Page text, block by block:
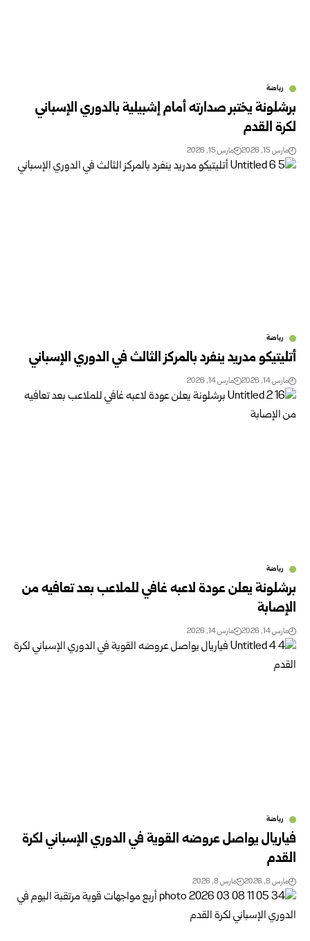
رياضة
برشلونة يختبر صدارته أمام إشبيلية بالدوري الإسباني
لكرة القدم
مارس 15, 2026 مارس 15, 2026
رياضة
أتليتيكو مدريد ينفرد بالمركز الثالث في الدوري الإسباني
مارس 14, 2026 مارس 14, 2026
رياضة
برشلونة يعلن عودة لاعبه غافي للملاعب بعد تعافيه من
الإصابة
مارس 14, 2026 مارس 14, 2026
رياضة
فياريال يواصل عروضه القوية في الدوري الإسباني لكرة
القدم
مارس 8, 2026 مارس 8, 2026